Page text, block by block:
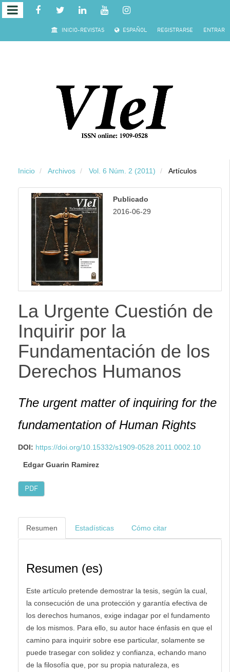
Salto rápido al contenido de la página
Navegación principal
INICIO-REVISTAS ESPAÑOL REGISTRARSE ENTRAR
Inicio Archivos Vol. 6 Núm. 2 (2011) Artículos
Publicado
2016-06-29
La Urgente Cuestión de
Inquirir por la
Fundamentación de los
Derechos Humanos
The urgent matter of inquiring for the
fundamentation of Human Rights
DOI: https://doi.org/10.15332/s1909-0528.2011.0002.10
Edgar Guarin Ramirez
PDF
Resumen Estadísticas Cómo citar
Resumen (es)
Este artículo pretende demostrar la tesis, según la cual,
la consecución de una protección y garantía efectiva de
los derechos humanos, exige indagar por el fundamento
de los mismos. Para ello, su autor hace énfasis en que el
camino para inquirir sobre ese particular, solamente se
puede trasegar con solidez y confianza, echando mano
de la filosofía que, por su propia naturaleza, es